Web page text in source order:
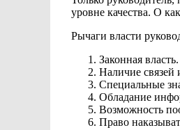
уровне качества. О
Рычаги власти
Законная власть.
Наличие связей
Специальные
Обладание
Возможность
Право